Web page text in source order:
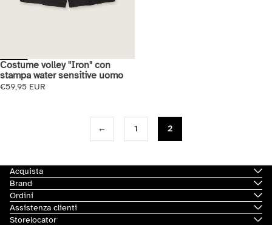
Esaurito
Costume volley "Iron" con
stampa water sensitive uomo
€59,95 EUR
← 1 2
Acquista
Brand
Ordini
Assistenza clienti
Storelocator